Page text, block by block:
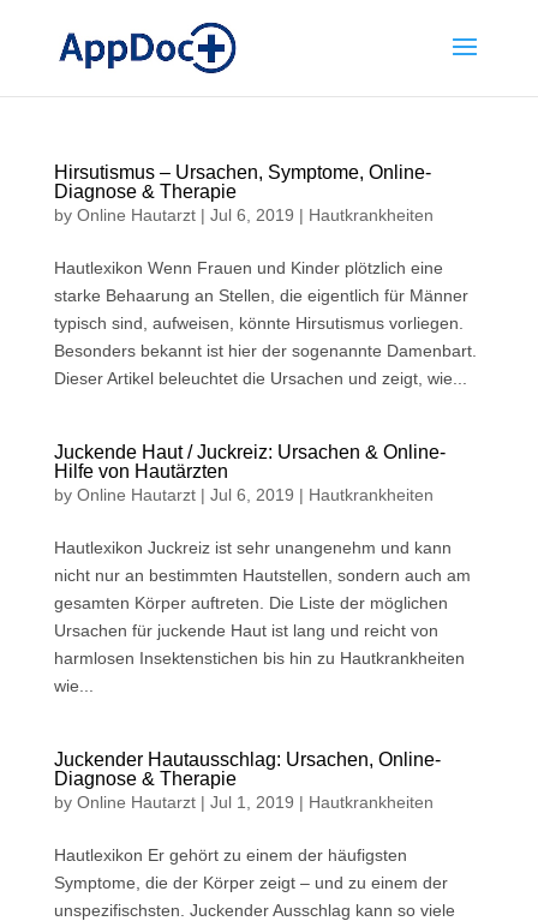
Hirsutismus – Ursachen, Symptome, Online-
Diagnose & Therapie
by Online Hautarzt| Jul 6, 2019 | Hautkrankheiten
Hautlexikon Wenn Frauen und Kinder plötzlich eine
starke Behaarung an Stellen, die eigentlich für Männer
typisch sind, aufweisen, könnte Hirsutismus vorliegen.
Besonders bekannt ist hier der sogenannte Damenbart.
Dieser Artikel beleuchtet die Ursachen und zeigt, wie...
Juckende Haut / Juckreiz: Ursachen & Online-
Hilfe von Hautärzten
by Online Hautarzt| Jul 6, 2019 | Hautkrankheiten
Hautlexikon Juckreiz ist sehr unangenehm und kann
nicht nur an bestimmten Hautstellen, sondern auch am
gesamten Körper auftreten. Die Liste der möglichen
Ursachen für juckende Haut ist lang und reicht von
harmlosen Insektenstichen bis hin zu Hautkrankheiten
wie...
Juckender Hautausschlag: Ursachen, Online-
Diagnose & Therapie
by Online Hautarzt| Jul 1, 2019 | Hautkrankheiten
Hautlexikon Er gehört zu einem der häufigsten
Symptome, die der Körper zeigt – und zu einem der
unspezifischsten. Juckender Ausschlag kann so viele